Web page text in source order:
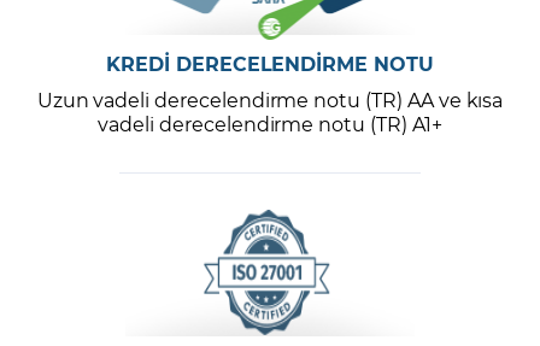
KREDİ DERECELENDİRME NOTU
Uzun vadeli derecelendirme notu (TR) AA ve kısa
vadeli derecelendirme notu (TR) A1+